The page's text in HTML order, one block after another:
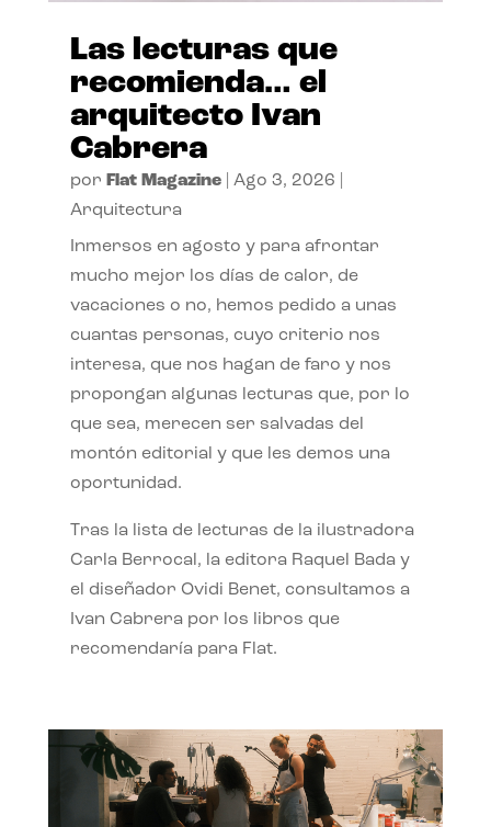
Las lecturas que
recomienda… el
arquitecto Ivan
Cabrera
por Flat Magazine| Ago 3, 2026
Arquitectura
Inmersos en agosto y para afrontar
mucho mejor los días de calor, de
vacaciones o no, hemos pedido a unas
cuantas personas, cuyo criterio nos
interesa, que nos hagan de faro y nos
propongan algunas lecturas que, por lo
que sea, merecen ser salvadas del
montón editorial y que les demos una
oportunidad.
Tras la lista de lecturas de la ilustradora
Carla Berrocal, la editora Raquel Bada y
el diseñador Ovidi Benet, consultamos a
Ivan Cabrera por los libros que
recomendaría para Flat.